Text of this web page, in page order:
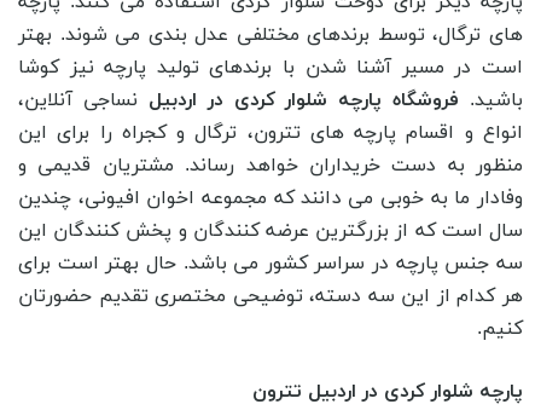
های ترگال، توسط برندهای مختلفی عدل بندی می شوند. بهتر
است در مسیر آشنا شدن با برندهای تولید پارچه نیز کوشا
باشید. فروشگاه پارچه شلوار کردی در اردبیل نساجی آنلاین،
انواع و اقسام پارچه های تترون، ترگال و کجراه را برای این
منظور به دست خریداران خواهد رساند. مشتریان قدیمی و
وفادار ما به خوبی می دانند که مجموعه اخوان افیونی، چندین
سال است که از بزرگترین عرضه کنندگان و پخش کنندگان این
سه جنس پارچه در سراسر کشور می باشد. حال بهتر است برای
هر کدام از این سه دسته، توضیحی مختصری تقدیم حضورتان
کنیم.
پارچه شلوار کردی در اردبیل تترون